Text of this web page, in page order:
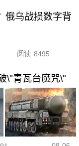
俄乌战损数字背
阅读 8495
\"青瓦台魔咒\"